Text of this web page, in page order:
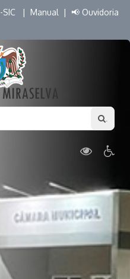
SIC | Manual | 📢 Ouvidoria